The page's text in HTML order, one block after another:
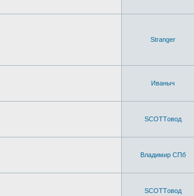
Stranger
Иваныч
SCOTTовод
Владимир СПб
SCOTTовод